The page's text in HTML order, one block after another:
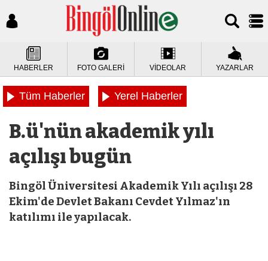
HABERLER FOTO GALERİ VİDEOLAR YAZARLAR
Tüm Haberler Yerel Haberler
B.ü'nün akademik yılı
açılışı bugün
Bingöl Üniversitesi Akademik Yılı açılışı 28
Ekim'de Devlet Bakanı Cevdet Yılmaz'ın
katılımı ile yapılacak.